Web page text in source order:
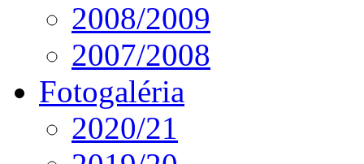
2008/2009
2007/2008
Fotogaléria
2020/21